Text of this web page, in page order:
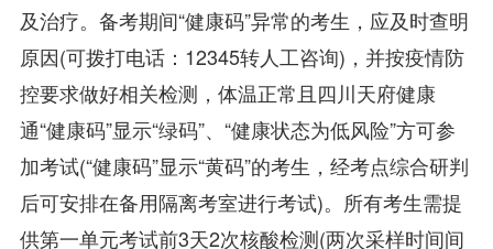
及治疗。备考期间“健康码”异常的考生，应及时查明
原因(可拨打电话：12345转人工咨询)，并按疫情防
控要求做好相关检测，体温正常且四川天府健康
通“健康码”显示“绿码”、“健康状态为低风险”方可参
加考试(“健康码”显示“黄码”的考生，经考点综合研判
后可安排在备用隔离考室进行考试)。所有考生需提
供第一单元考试前3天2次核酸检测(两次采样时间间